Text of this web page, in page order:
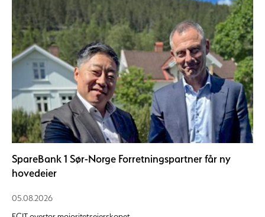
SpareBank 1 Sør-Norge Forretningspartner får ny
hovedeier
05.08.2026